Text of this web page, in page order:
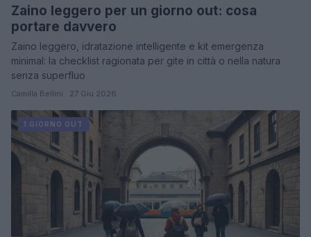
Zaino leggero per un giorno out: cosa
portare davvero
Zaino leggero, idratazione intelligente e kit emergenza
minimal: la checklist ragionata per gite in città o nella natura
senza superfluo
Camilla Bellini · 27 Giu 2026
1 GIORNO OUT